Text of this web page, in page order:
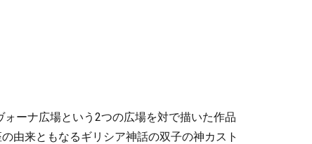
ーナ広場という2つの広場を対で描いた作品
由来ともなるギリシア神話の双子の神カスト